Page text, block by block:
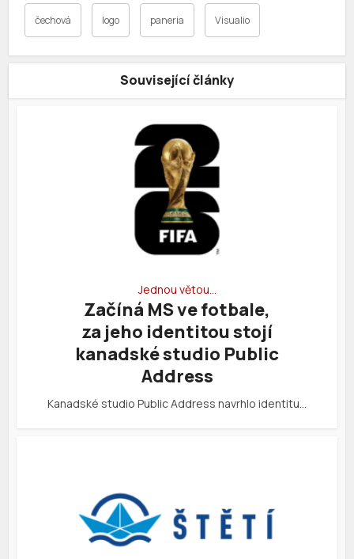
čechová logo paneria Visualio
Související články
Jednou větou…
Začíná MS ve fotbale,
za jeho identitou stojí
kanadské studio Public
Address
Kanadské studio Public Address navrhlo identitu…